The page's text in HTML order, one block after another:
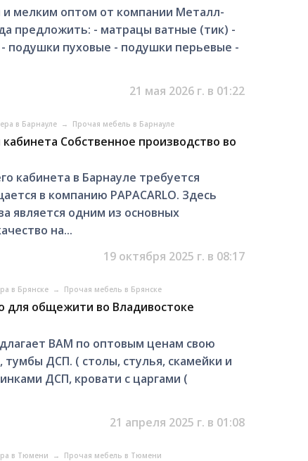
мелким оптом от компании Металл-
предложить: - матрацы ватные (тик) -
подушки пуховые - подушки перьевые -
21 мая 2026 г. в 01:22
в Барнауле → Прочая мебель в Барнауле
Собственное производство во
кабинета в Барнауле требуется
в компанию PAPACARLO. Здесь
является одним из основных
на...
19 октября 2025 г. в 08:17
в Брянске → Прочая мебель в Брянске
для общежити во Владивостоке
ВАМ по оптовым ценам свою
ДСП. ( столы, стулья, скамейки и
ДСП, кровати с царгами (
21 апреля 2025 г. в 01:08
в Тюмени → Прочая мебель в Тюмени